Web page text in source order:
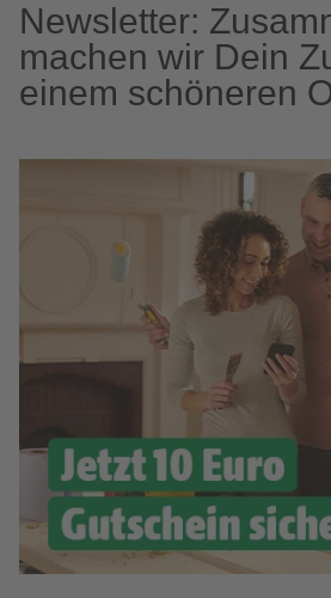
Newsletter:
machen wir Dein
einem schöneren